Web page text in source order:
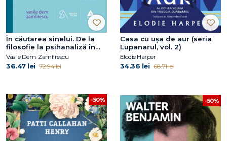
În căutarea sinelui. De la
filosofie la psihanaliză în
comunism
Vasile Dem. Zamfirescu
36.47 lei 72.94 lei
Casa cu ușa de aur (seria
Lupanarul, vol. 2)
Elodie Harper
34.36 lei 68.71 lei
-50% -50%